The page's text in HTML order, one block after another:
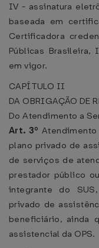
IV - assinatura
baseada em
Certificadora
Públicas Brasileira,
em vigor.
CAPÍTULO II
DA OBRIGAÇÃO DE
Do Atendimento a
Art. 3º
plano privado de
de serviços de
prestador público
integrante do
privado de
beneficiário, ainda
assistencial da OPS.